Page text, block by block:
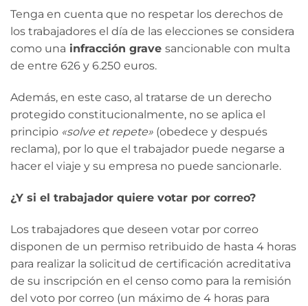
Tenga en cuenta que no respetar los derechos de
los trabajadores el día de las elecciones se considera
como una infracción grave sancionable con multa
de entre 626 y 6.250 euros.
Además, en este caso, al tratarse de un derecho
protegido constitucionalmente, no se aplica el
principio «solve et repete» (obedece y después
reclama), por lo que el trabajador puede negarse a
hacer el viaje y su empresa no puede sancionarle.
¿Y si el trabajador quiere votar por correo?
Los trabajadores que deseen votar por correo
disponen de un permiso retribuido de hasta 4 horas
para realizar la solicitud de certificación acreditativa
de su inscripción en el censo como para la remisión
del voto por correo (un máximo de 4 horas para